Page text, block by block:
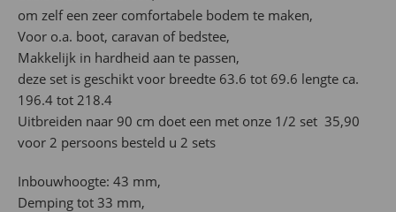
om zelf een zeer comfortabele bodem te maken,
Voor o.a. boot, caravan of bedstee,
Makkelijk in hardheid aan te passen,
deze set is geschikt voor breedte 63.6 tot 69.6 lengte ca.
196.4 tot 218.4
Uitbreiden naar 90 cm doet een met onze 1/2 set 35,90
voor 2 persoons besteld u 2 sets
Inbouwhoogte: 43 mm,
Demping tot 33 mm,